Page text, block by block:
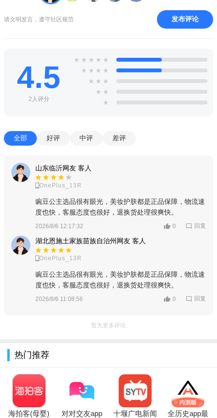
品牌直邮 源头保障
直接与日本品牌合作，都是日本本土销售的“原汁原味”商品，
体验精致日式生活，听听日本本地买手推荐，美妆、时尚、
食品、生活起居……闭眼买真好用！
专业物流 极速到货
邮最快3日送达，国内保税仓最快次日达。
●日本直邮，品牌直供
超过1000家日本知名厂商直接入驻豌豆公主，
发布流行商品，
为您提供品质保障和有优势的价格。
●100位日本潮人帮你选购，还原100%日式风格。
豌豆公主邀请100余位日本各领域时尚达人，
通过试用，进行产品推荐以及购物指导，
分享给您有品质的日式生活。
呈现原装进口日本商品，
为您提供原汁原味的日购体验。
●达人分享日式生活灵感
100位日本时尚达人遍布各个领域！
请文明发言，遵守社区规范 发布评论
4.5
2人评分
★ ★ ★ ★ ★
★ ★ ★ ★
★ ★ ★
★ ★
★
全部 好评 中评 差评
山东临沂网友 客人
OnePlus_13R
豌豆公主选品很有眼光，美妆护肤都是正品保障，物流速
度也快，客服态度也很好，退换货处理很爽快。
2026/8/6 12:17:32 0 回复
湖北恩施土家族苗族自治州网友 客人
OnePlus_13R
豌豆公主选品很有眼光，美妆护肤都是正品保障，物流速
度也快，客服态度也很好，退换货处理很爽快。
2026/8/6 11:08:56 0 回复
暂无更多评论
热门推荐
海拍客(母婴)
对对交友app
十堰广电新闻
全历史app最